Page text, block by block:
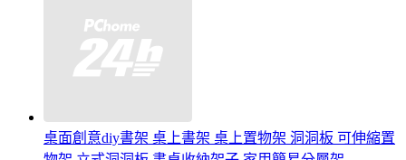
桌面創意diy書架 桌上書架 桌上置物架 洞洞板 可伸縮置